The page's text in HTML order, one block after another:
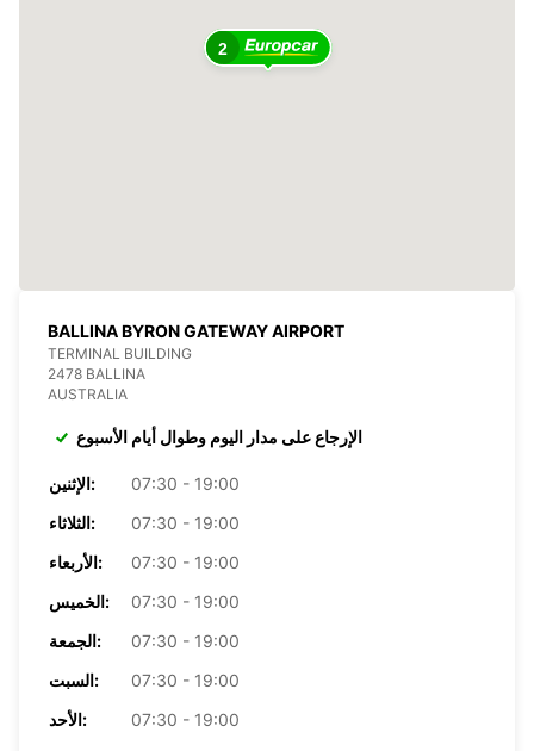
2
BALLINA BYRON GATEWAY AIRPORT
TERMINAL BUILDING
2478 BALLINA
AUSTRALIA
الإرجاع على مدار اليوم وطوال أيام الأسبوع
الإثنين:
07:30 - 19:00
الثلاثاء:
07:30 - 19:00
الأربعاء:
07:30 - 19:00
الخميس:
07:30 - 19:00
الجمعة:
07:30 - 19:00
السبت:
07:30 - 19:00
الأحد:
07:30 - 19:00